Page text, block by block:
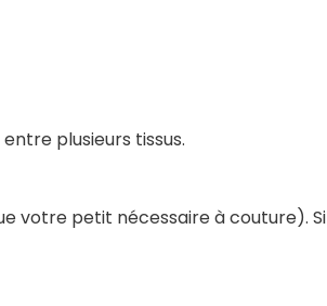
plusieurs tissus.
votre petit nécessaire à couture). Si